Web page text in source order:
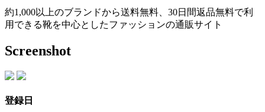
約1,000以上のブランドから送料無料、30日間返品無料で利
用できる靴を中心としたファッションの通販サイト
Screenshot
登録日